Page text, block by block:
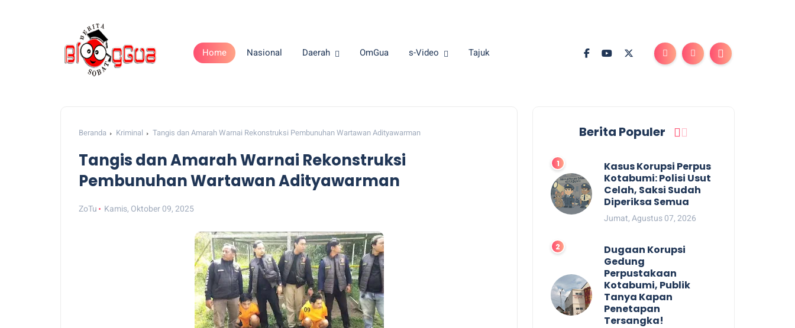
Home Nasional Daerah OmGua s-Video Tajuk
Beranda Kriminal Tangis dan Amarah Warnai Rekonstruksi Pembunuhan Wartawan Adityawarman
Tangis dan Amarah Warnai Rekonstruksi
Pembunuhan Wartawan Adityawarman
ZoTu Kamis, Oktober 09, 2025
Berita Populer
Kasus Korupsi Perpus
Kotabumi: Polisi Usut
Celah, Saksi Sudah
Diperiksa Semua
Jumat, Agustus 07, 2026
Dugaan Korupsi
Gedung
Perpustakaan
Kotabumi, Publik
Tanya Kapan
Penetapan
Tersangka!